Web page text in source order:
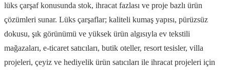
lüks çarşaf konusunda stok, ihracat fazlası ve proje bazlı ürün
çözümleri sunar. Lüks çarşaflar; kaliteli kumaş yapısı, pürüzsüz
dokusu, şık görünümü ve yüksek ürün algısıyla ev tekstili
mağazaları, e-ticaret satıcıları, butik oteller, resort tesisler, villa
projeleri, çeyiz ve hediyelik ürün satıcıları ile ihracat projeleri için